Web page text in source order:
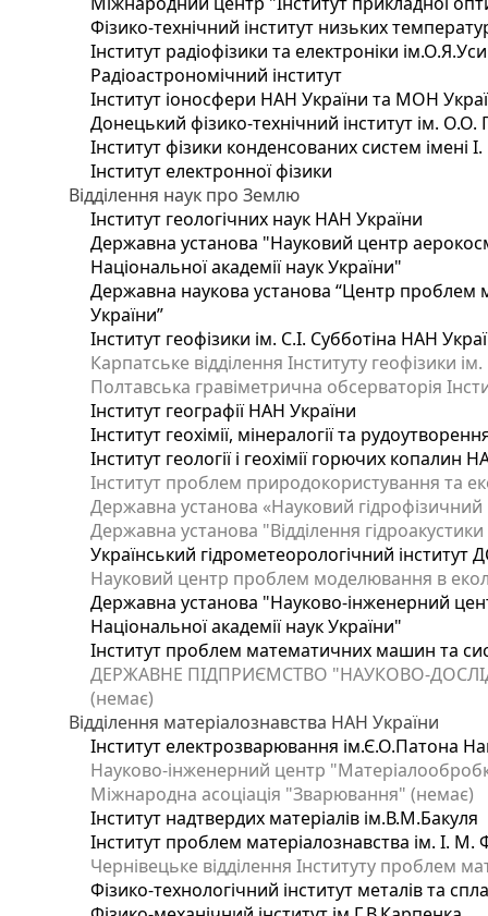
Фізико-технічний інститут низьких
Інститут радіофізики та електроніки
Радіоастрономічний інститут
Інститут іоносфери НАН України та МОН
Донецький фізико-технічний інститут ім. О.О.
Інститут фізики конденсованих систем імені
Інститут електронної фізики
Відділення наук про Землю
Інститут геологічних наук НАН України
Державна установа "Науковий центр
Національної академії наук України"
Державна наукова установа “Центр проблем
України”
Інститут геофізики ім. С.І. Субботіна НАН
Карпатське відділення Інституту геофізики
Полтавська гравіметрична обсерваторія
Інститут географії НАН України
Інститут геохімії, мінералогії та
Інститут геології і геохімії горючих копалин
Інститут проблем природокористування та
Державна установа «Науковий гідрофізичний
Державна установа "Відділення
Український гідрометеорологічний
Науковий центр проблем моделювання в
Державна установа "Науково-інженерний
Національної академії наук України"
Інститут проблем математичних машин та
ДЕРЖАВНЕ ПІДПРИЄМСТВО "НАУКОВО-
(немає)
Відділення матеріалознавства НАН України
Інститут електрозварювання ім.Є.О.Патона
Науково-інженерний центр
Міжнародна асоціація "Зварювання" (немає)
Інститут надтвердих матеріалів ім.В.М.Бакуля
Інститут проблем матеріалознавства ім. І.
Чернівецьке відділення Інституту проблем
Фізико-технологічний інститут металів та